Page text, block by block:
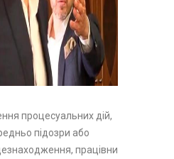
процесуальних дій,
підозри або
працівни